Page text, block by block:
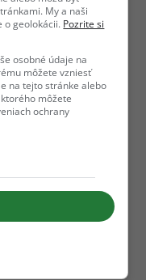
My a naši
o geolokácii. Pozrite si
osobné údaje na
môžete vzniesť
na tejto stránke alebo
môžete
ochrany